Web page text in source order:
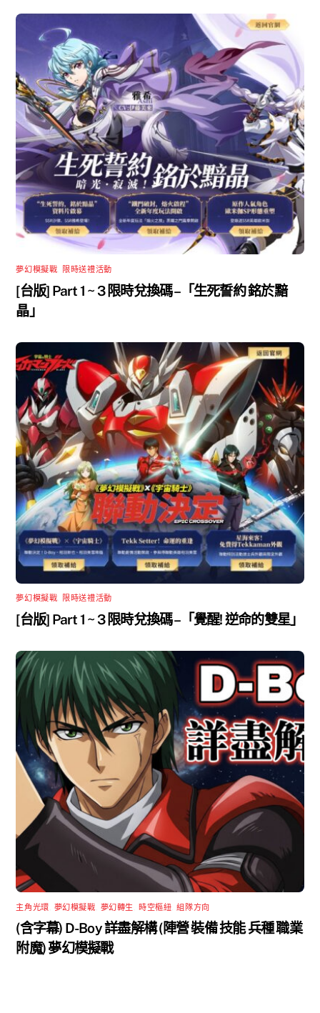
夢幻模擬戰 限時送禮活動
[台版] Part 1 ~ 3 限時兌換碼 –「生死誓約 銘於黯
晶」
夢幻模擬戰 限時送禮活動
[台版] Part 1 ~ 3 限時兌換碼 –「覺醒! 逆命的雙星」
主角光環 夢幻模擬戰 夢幻轉生 ,時空樞紐 ,組隊方向
(含字幕) D-Boy 詳盡解構 (陣營 裝備 技能 兵種 職業
附魔) 夢幻模擬戰